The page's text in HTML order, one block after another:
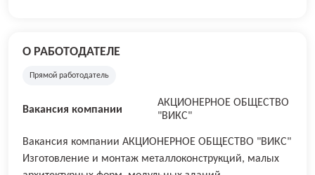
О РАБОТОДАТЕЛЕ
Прямой работодатель
Вакансия компании
АКЦИОНЕРНОЕ ОБЩЕСТВО
"ВИКС"
Вакансия компании АКЦИОНЕРНОЕ ОБЩЕСТВО "ВИКС"
Изготовление и монтаж металлоконструкций, малых